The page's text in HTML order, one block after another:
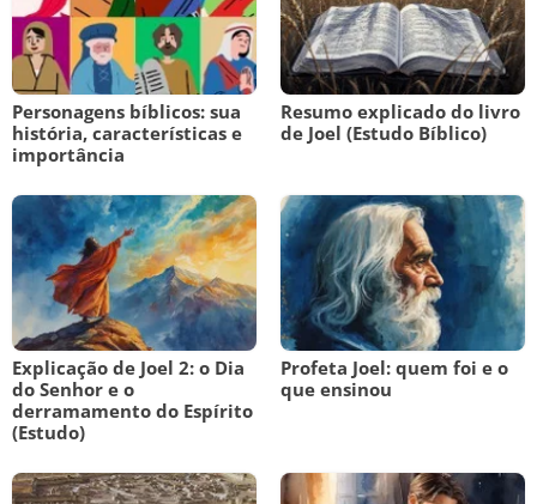
Personagens bíblicos: sua
história, características e
importância
Resumo explicado do livro
de Joel (Estudo Bíblico)
Explicação de Joel 2: o Dia
do Senhor e o
derramamento do Espírito
(Estudo)
Profeta Joel: quem foi e o
que ensinou